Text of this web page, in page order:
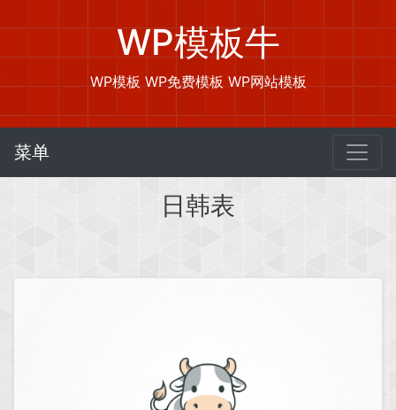
WP模板牛
WP模板 WP免费模板 WP网站模板
菜单
日韩表